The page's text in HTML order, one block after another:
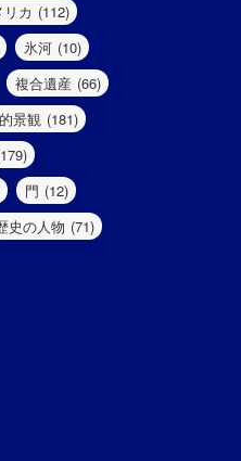
カ (112)
氷河 (10)
複合遺産 (66)
景観 (181)
門 (12)
史の人物 (71)